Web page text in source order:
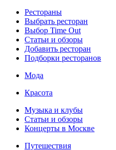
Рестораны
Выбрать ресторан
Выбор Time Out
Статьи и обзоры
Добавить ресторан
Подборки ресторанов
Мода
Красота
Музыка и клубы
Статьи и обзоры
Концерты в Москве
Путешествия